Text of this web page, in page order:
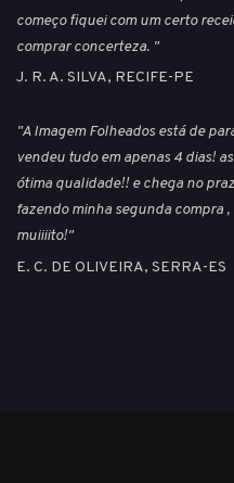
começo fiquei com um certo
comprar concerteza. "
J. R. A. SILVA, RECIFE-PE
"A Imagem Folheados está de
vendeu tudo em apenas 4 dias!
ótima qualidade!! e chega no
fazendo minha segunda compra
muiiiito!"
E. C. DE OLIVEIRA, SERRA-ES